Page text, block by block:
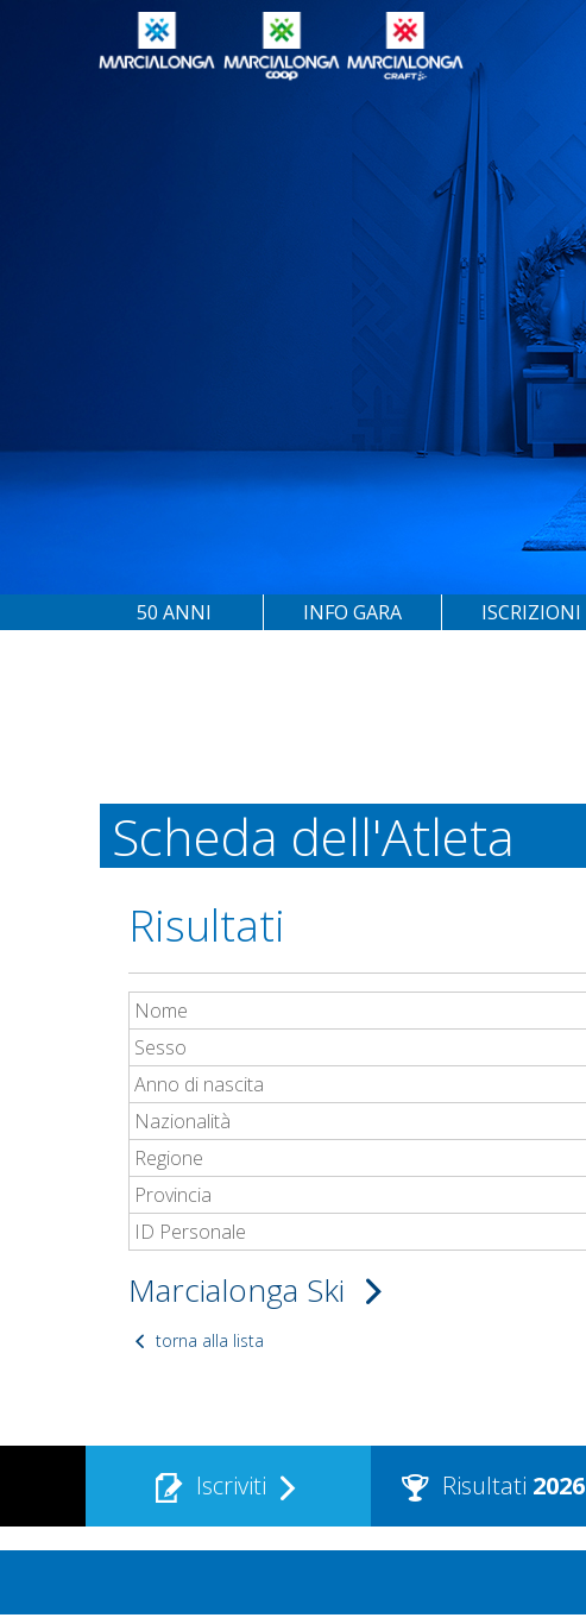
50 ANNI INFO GARA ISCRIZIONI
Scheda dell'Atleta
Risultati
Nome
Sesso
Anno di nascita
Nazionalità
Regione
Provincia
ID Personale
Marcialonga Ski
torna alla lista
Iscriviti Risultati 2026